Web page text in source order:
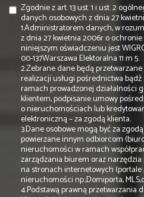
Zgodnie z art. 13 ust. 1 i ust. 2
danych osobowych z dnia 27
1.Administratorem danych, w
z dnia 27 kwietnia 2006r o
niniejszym oświadczeniu jest
00-137Warszawa Elektoralna 11 m 5.
2.Zebrane dane będą
realizacji usługi pośrednictwa
ramach prowadzonej działalności
klientem, podpisanie umowy
o nieruchomościach lub
elektroniczną – za zgodą klienta.
3.Dane osobowe mogą być za
powierzane innym odbiorcom
nieruchomości w ramach
zarządzania biurem oraz
na stronach internetowych
nieruchomości np.;Domiporta,
4.Podstawą prawną przetwarzania